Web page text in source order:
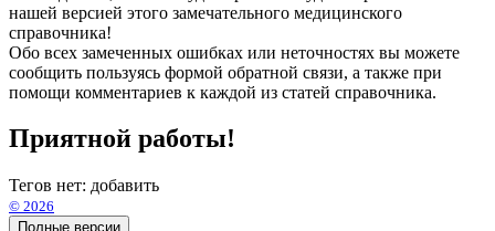
нашей версией этого замечательного медицинского
справочника!
Обо всех замеченных ошибках или неточностях вы можете
сообщить пользуясь формой обратной связи, а также при
помощи комментариев к каждой из статей справочника.
Приятной работы!
Тегов нет: добавить
© 2026